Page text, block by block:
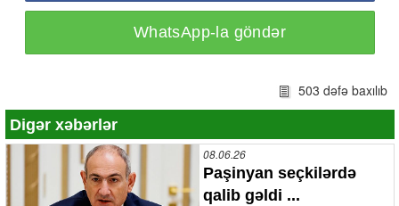
WhatsApp-la göndər
503 dəfə baxılıb
Digər xəbərlər
08.06.26
Paşinyan seçkilərdə
qalib gəldi ...